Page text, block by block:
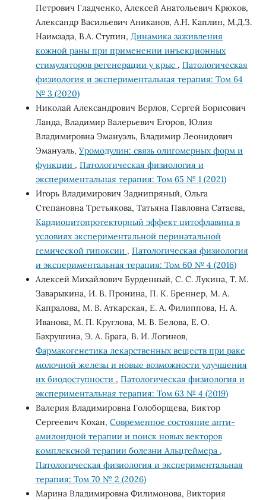
Петрович Гладченко, Алексей Анатольевич Крюков,
Александр Васильевич Аниканов, А.Н. Kaплин, М.Д.З.
Наимзада, В.А. Ступин, Динамика заживления
кожной раны при применении инъекционных
стимуляторов регенерации у крыс , Патологическая
физиология и экспериментальная терапия: Том 64
№ 3 (2020)
Николай Александрович Верлов, Сергей Борисович
Ланда, Владимир Валерьевич Егоров, Юлия
Владимировна Эмануэль, Владимир Леонидович
Эмануэль, Уромодулин: связь олигомерных форм и
функции , Патологическая физиология и
экспериментальная терапия: Том 65 № 1 (2021)
Игорь Владимирович Заднипряный, Ольга
Степановна Третьякова, Татьяна Павловна Сатаева,
Кардиоцитопротекторный эффект цитофлавина в
условиях экспериментальной перинатальной
гемической гипоксии , Патологическая физиология
и экспериментальная терапия: Том 60 № 4 (2016)
Алексей Михайлович Бурденный, С. С. Лукина, Т. М.
Заварыкина, И. В. Пронина, П. К. Бреннер, М. А.
Капралова, М. В. Аткарская, Е. А. Филиппова, Н. А.
Иванова, М. П. Круглова, М. В. Белова, Е. О.
Бахрушина, Э. А. Брага, В. И. Логинов,
Фармакогенетика лекарственных веществ при раке
молочной железы и новые возможности улучшения
их биодоступности , Патологическая физиология и
экспериментальная терапия: Том 63 № 4 (2019)
Валерия Владимировна Голоборщева, Виктор
Сергеевич Кохан, Современное состояние анти-
амилоидной терапии и поиск новых векторов
комплексной терапии болезни Альцгеймера ,
Патологическая физиология и экспериментальная
терапия: Том 70 № 2 (2026)
Марина Владимировна Филимонова, Виктория